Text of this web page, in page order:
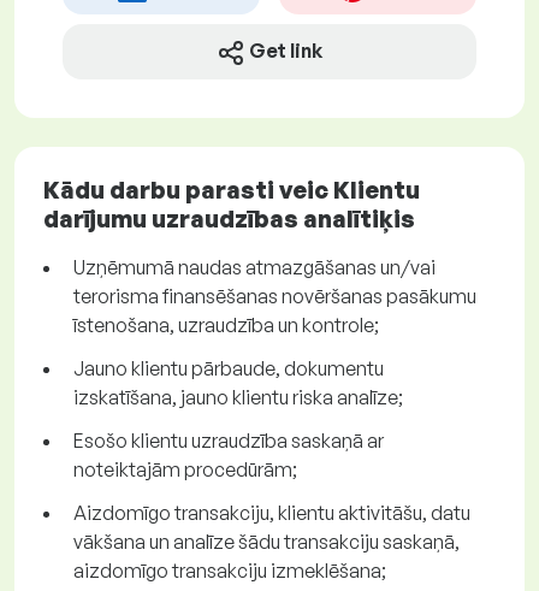
Get link
Kādu darbu parasti veic Klientu
darījumu uzraudzības analītiķis
Uzņēmumā naudas atmazgāšanas un/vai
terorisma finansēšanas novēršanas pasākumu
īstenošana, uzraudzība un kontrole;
Jauno klientu pārbaude, dokumentu
izskatīšana, jauno klientu riska analīze;
Esošo klientu uzraudzība saskaņā ar
noteiktajām procedūrām;
Aizdomīgo transakciju, klientu aktivitāšu, datu
vākšana un analīze šādu transakciju saskaņā,
aizdomīgo transakciju izmeklēšana;